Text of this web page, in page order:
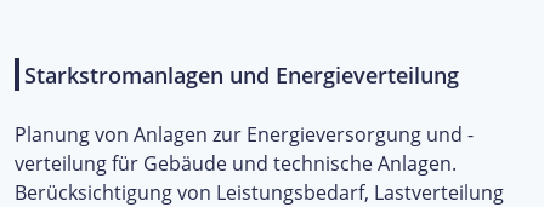
Starkstromanlagen und Energieverteilung
Planung von Anlagen zur Energieversorgung und -
verteilung für Gebäude und technische Anlagen.
Berücksichtigung von Leistungsbedarf, Lastverteilung